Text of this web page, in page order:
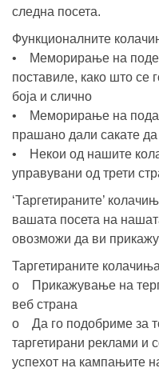
следна посета.
Функционалните
• Меморирање на
поставиле, како што се
боја и слично
• Меморирање на
прашано дали сакате
• Некои од нашите
управувани од трети
‘Таргетираните’
вашата посета на
овозможи да ви
Таргетираните
o Прикажување на
веб страна
o Да го подобриме за
таргетирани реклами и
успехот на кампањите